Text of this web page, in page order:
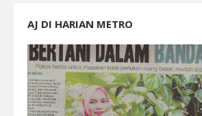
AJ DI HARIAN METRO